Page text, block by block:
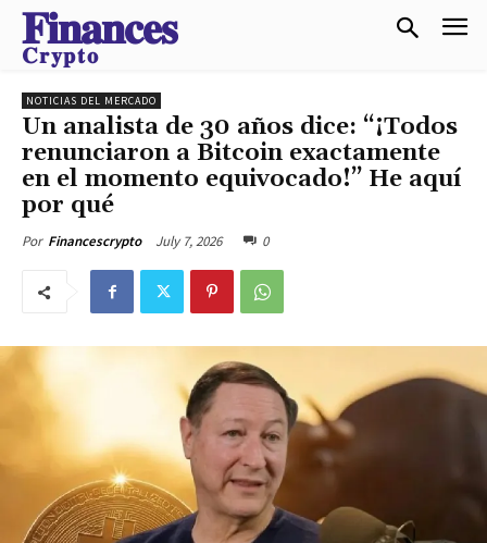
𝐅𝐢𝐧𝐚𝐧𝐜𝐞𝐬
𝐂𝐫𝐲𝐩𝐭𝐨
NOTICIAS DEL MERCADO
Un analista de 30 años dice: “¡Todos
renunciaron a Bitcoin exactamente
en el momento equivocado!” He aquí
por qué
Por Financescrypto July 7, 2026 0